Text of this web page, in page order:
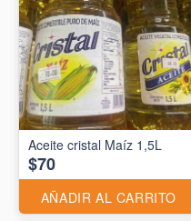
Aceite cristal Maíz 1,5L
$70
AÑADIR AL CARRITO